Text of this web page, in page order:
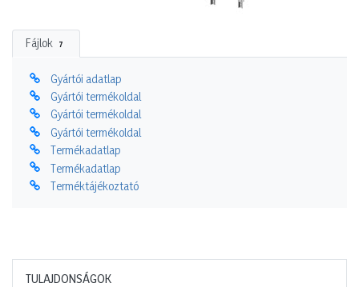
Fájlok 7
Gyártói adatlap
Gyártói termékoldal
Gyártói termékoldal
Gyártói termékoldal
Termékadatlap
Termékadatlap
Terméktájékoztató
TULAJDONSÁGOK